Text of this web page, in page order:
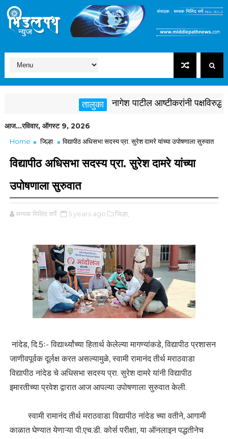
तालुका नागेश पाटील आष्टीकरांनी पक्षविरुद्ध
आज...रविवार, ऑगस्ट 9, 2026
Home जिल्हा विद्यापीठ अधिसभा सदस्य प्रा. सुरेश दामरे यांच्या उपोषणाला सुरुवात
विद्यापीठ अधिसभा सदस्य प्रा. सुरेश दामरे यांच्या
उपोषणाला सुरुवात
सम्यक मिलिंद सर्पे 5 years ago जिल्हा,
नांदेड, दि.5ः- विद्यार्थ्यांच्या हितार्थ केलेल्या मागण्यांकडे, विद्यापीठ प्रशासन
जाणीवपूर्वक दूर्लक्ष करत असल्यामुळे, स्वामी रामानंद तीर्थ मराठवाडा
विद्यापीठ नांदेड चे अधिसभा सदस्य प्रा. सुरेश दामरे यांनी विद्यापीठ
इमारतीच्या प्रवेश द्वारात आज आपल्या उपोषणाला सुरुवात केली.
स्वामी रामानंद तीर्थ मराठवाडा विद्यापीठ नांदेड च्या वतीने, आगामी
काळात घेण्यात येणाऱ्या पी.एच.डी. कोर्स परीक्षा, या ऑनलाइन पद्धतीनेच